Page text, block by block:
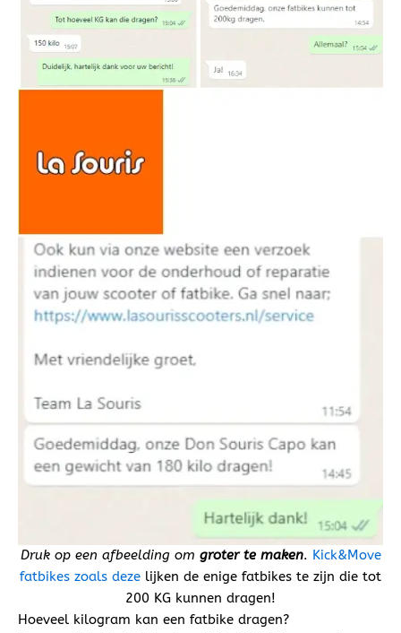
Druk op een afbeelding om groter te maken. Kick&Move
fatbikes zoals deze lijken de enige fatbikes te zijn die tot
200 KG kunnen dragen!
Hoeveel kilogram kan een fatbike dragen?